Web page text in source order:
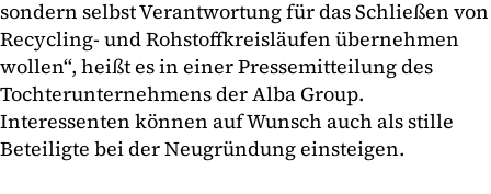
sondern selbst Verantwortung für das Schließen von
Recycling- und Rohstoffkreisläufen übernehmen
wollen“, heißt es in einer Pressemitteilung des
Tochterunternehmens der Alba Group.
Interessenten können auf Wunsch auch als stille
Beteiligte bei der Neugründung einsteigen.